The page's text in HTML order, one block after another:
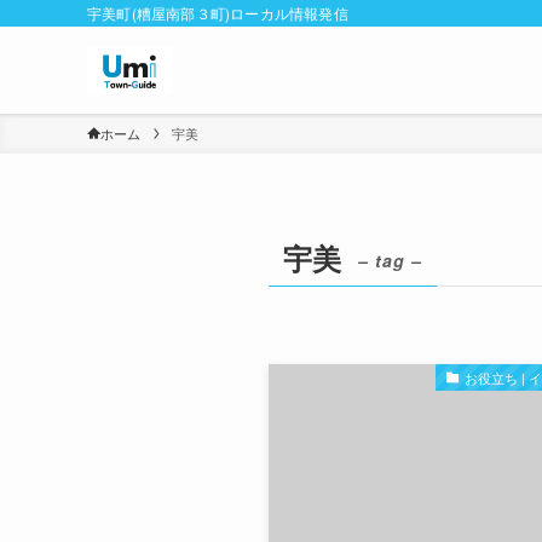
宇美町(糟屋南部３町)ローカル情報発信
ホーム 宇美
宇美 – tag –
お役立ち |